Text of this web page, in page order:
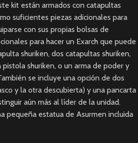
kit están armados con catapultas
suficientes piezas adicionales para
con sus propias bolsas de
para hacer un Exarch que puede
shuriken, dos catapultas shuriken,
pistola shuriken, o un arma de poder y
se incluye una opción de dos
y la otra descubierta) y una pancarta
aún más al líder de la unidad.
pequeña estatua de Asurmen incluida